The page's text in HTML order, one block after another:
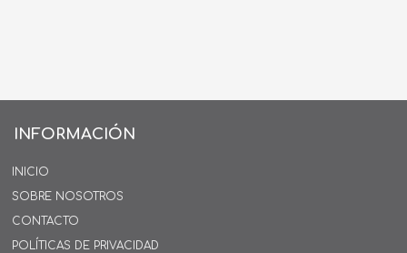
INFORMACIÓN
INICIO
SOBRE NOSOTROS
CONTACTO
POLÍTICAS DE PRIVACIDAD